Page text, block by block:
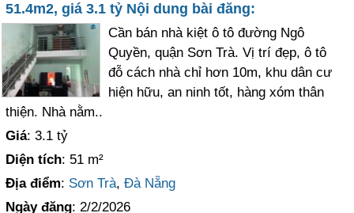
51.4m2, giá 3.1 tỷ Nội dung bài đăng:
Cần bán nhà kiệt ô tô đường Ngô
Quyền, quận Sơn Trà. Vị trí đẹp, ô tô
đỗ cách nhà chỉ hơn 10m, khu dân cư
hiện hữu, an ninh tốt, hàng xóm thân
thiện. Nhà nằm..
Giá: 3.1 tỷ
Diện tích: 51 m²
Địa điểm: Sơn Trà,Đà Nẵng
Ngày đăng: 2/2/2026